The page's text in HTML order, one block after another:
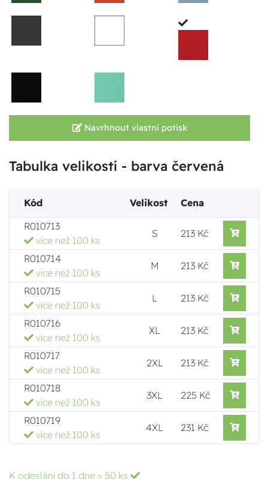
Navrhnout vlastní potisk
Tabulka velikostí - barva červená
Kód Velikost
Cena
R010713
více než 100 ks
S 213 Kč
R010714
více než 100 ks
M 213 Kč
R010715
více než 100 ks
L 213 Kč
R010716
více než 100 ks
XL 213 Kč
R010717
více než 100 ks
2XL 213 Kč
R010718
více než 100 ks
3XL 225 Kč
R010719
více než 100 ks
4XL 231 Kč
K odeslání do 1 dne > 50 ks